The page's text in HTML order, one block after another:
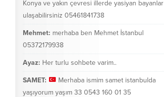
Konya ve yakın çevresi illerde yasiyan bayanlar
ulaşabilirsiniz 05461841738
Mehmet: merhaba ben Mehmet İstanbul
05372179938
Ayaz: Her turlu sohbete varim..
SAMET:
Merhaba ismim samet istanbulda
yaşıyorum yaşım 33 0543 160 01 35